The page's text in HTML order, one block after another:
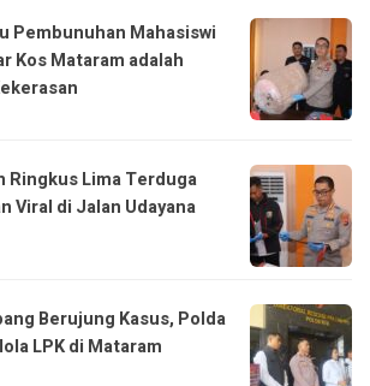
Pembunuhan Mahasiswi
Kos Mataram adalah
Ringkus Lima Terduga
Viral di Jalan Udayana
Berujung Kasus, Polda
LPK di Mataram